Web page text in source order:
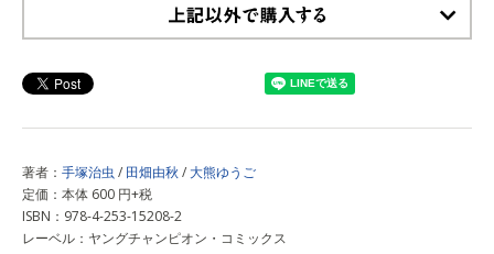
著者： 手塚治虫 / 田畑由秋 / 大熊ゆうご
定価：本体 600 円+税
ISBN：978-4-253-15208-2
レーベル：ヤングチャンピオン・コミックス